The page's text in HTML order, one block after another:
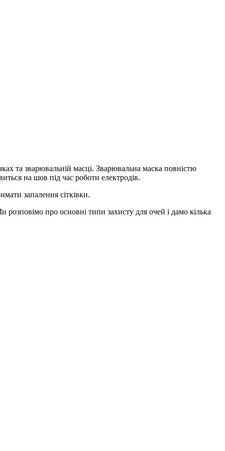
та зварювальній масці. Зварювальна маска повністю
на шов під час роботи електродів.
запалення сітківки.
про основні типи захисту для очей і дамо кілька